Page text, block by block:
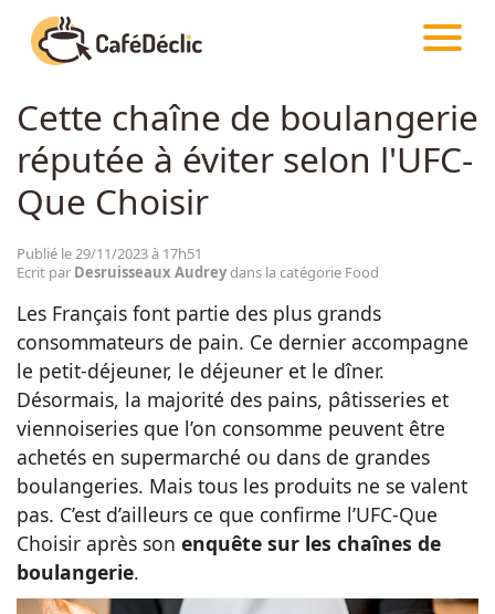
Créativité
Divertissement
Insolite
Emotion
Animaux
Famille
CAFÉDÉCLIC ARTICLES FOOD
Cette chaîne de boulangerie
réputée à éviter selon l'UFC-
Que Choisir
Publié le 29/11/2023 à 17h51
Ecrit par Desruisseaux Audreydans la catégorie Food
Les Français font partie des plus grands
consommateurs de pain. Ce dernier accompagne
le petit-déjeuner, le déjeuner et le dîner.
Désormais, la majorité des pains, pâtisseries et
viennoiseries que l’on consomme peuvent être
achetés en supermarché ou dans de grandes
boulangeries. Mais tous les produits ne se valent
pas. C’est d’ailleurs ce que confirme l’UFC-Que
Choisir après son enquête sur les chaînes de
boulangerie.